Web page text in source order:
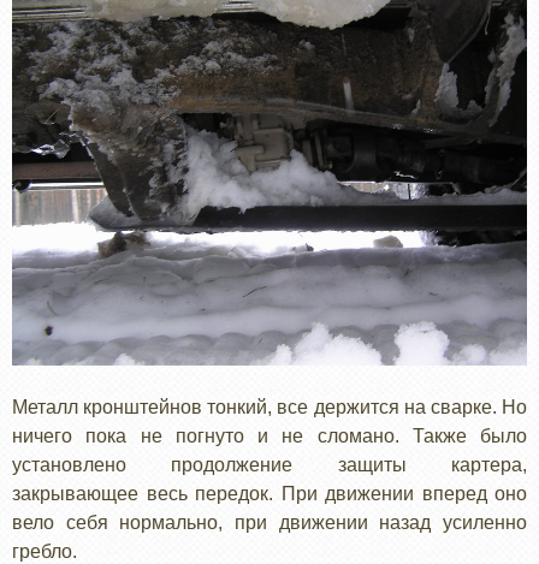
Металл кронштейнов тонкий, все держится на сварке. Но
ничего пока не погнуто и не сломано. Также было
установлено продолжение защиты картера,
закрывающее весь передок. При движении вперед оно
вело себя нормально, при движении назад усиленно
гребло.